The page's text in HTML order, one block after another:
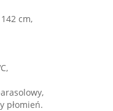
cm,
płomień.